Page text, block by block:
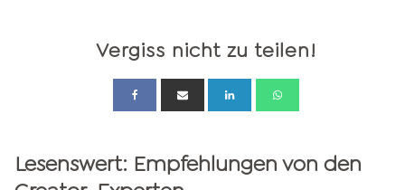
Vergiss nicht zu teilen!
Lesenswert: Empfehlungen von den